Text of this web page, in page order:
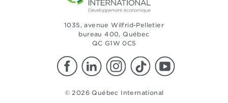
1035, avenue Wilfrid-Pelletier
bureau 400, Québec
QC G1W 0C5
© 2026 Québec International